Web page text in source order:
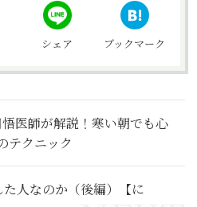
シェア ブックマーク
医師が解説！寒い朝でも心
テクニック
た人なのか（後編）【に